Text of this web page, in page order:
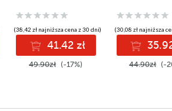
(38,42 zł najniższa cena z 30 dni)
41.42 zł
49.90zł (-17%)
(30,08 zł najniższa
44.90zł (-